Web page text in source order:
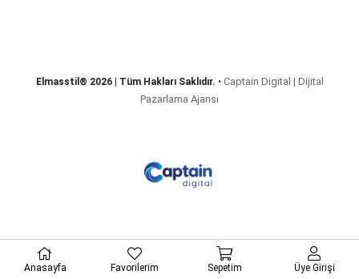
Elmasstil® 2026 | Tüm Hakları Saklıdır. • Captain Digital | Dijital
Pazarlama Ajansı
Anasayfa Favorilerim Sepetim Üye Girişi